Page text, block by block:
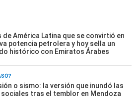
de América Latina que se convirtió en
potencia petrolera y hoy sella un
histórico con Emiratos Árabes
o sismo: la versión que inundó las
tras el temblor en Mendoza